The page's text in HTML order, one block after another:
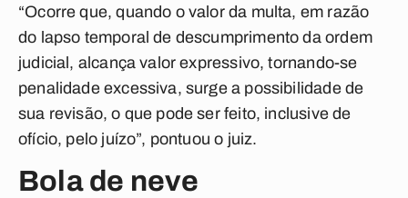
“Ocorre que, quando o valor da multa, em razão
do lapso temporal de descumprimento da ordem
judicial, alcança valor expressivo, tornando-se
penalidade excessiva, surge a possibilidade de
sua revisão, o que pode ser feito, inclusive de
ofício, pelo juízo”, pontuou o juiz.
Bola de neve